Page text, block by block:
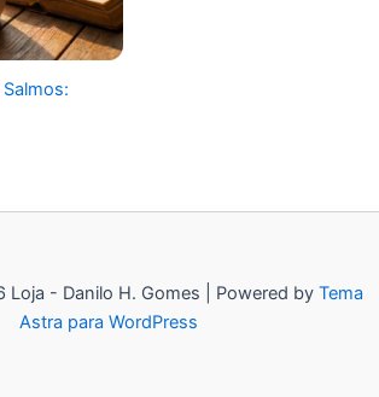
- Danilo H. Gomes | Powered by Tema
Astra para WordPress